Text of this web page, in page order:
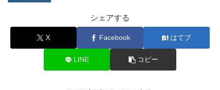
シェアする
X Facebook はてブ
LINE コピー